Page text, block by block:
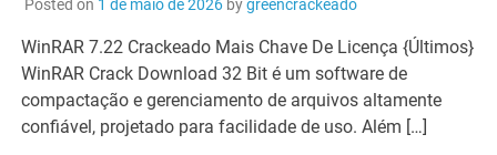
Posted on 1 de maio de 2026bygreencrackeado
WinRAR 7.22 Crackeado Mais Chave De Licença {Últimos}
WinRAR Crack Download 32 Bit é um software de
compactação e gerenciamento de arquivos altamente
confiável, projetado para facilidade de uso. Além […]